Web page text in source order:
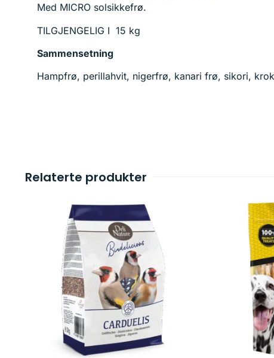
Med MICRO solsikkefrø.
TILGJENGELIG I 15 kg
Sammensetning
Hampfrø, perillahvit, nigerfrø, kanari frø, sikori,
Relaterte produkter